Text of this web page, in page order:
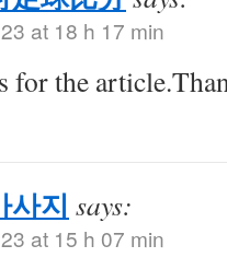
at 18 h 17 min
for the
사지 says:
at 15 h 07 min